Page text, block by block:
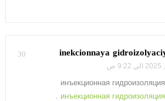
30 inekcionnaya
инъекционная
инъекционная